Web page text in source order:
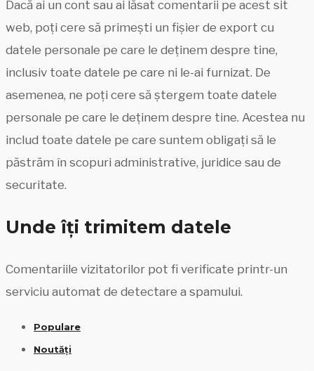
Dacă ai un cont sau ai lăsat comentarii pe acest sit
web, poți cere să primești un fișier de export cu
datele personale pe care le deținem despre tine,
inclusiv toate datele pe care ni le-ai furnizat. De
asemenea, ne poți cere să ștergem toate datele
personale pe care le deținem despre tine. Acestea nu
includ toate datele pe care suntem obligați să le
păstrăm în scopuri administrative, juridice sau de
securitate.
Unde îți trimitem datele
Comentariile vizitatorilor pot fi verificate printr-un
serviciu automat de detectare a spamului.
Populare
Noutăți